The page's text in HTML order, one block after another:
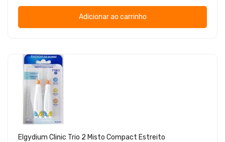
Adicionar ao carrinho
Elgydium Clinic Trio 2 Misto Compact Estreito